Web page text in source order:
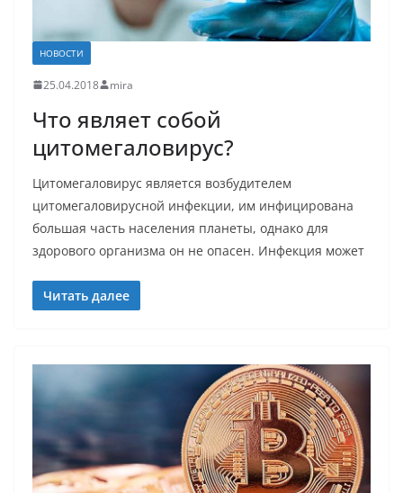
НОВОСТИ
25.04.2018 mira
Что являет собой
цитомегаловирус?
Цитомегаловирус является возбудителем
цитомегаловирусной инфекции, им инфицирована
большая часть населения планеты, однако для
здорового организма он не опасен. Инфекция может
Читать далее